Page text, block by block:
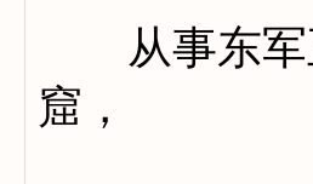
从事东军
窟，